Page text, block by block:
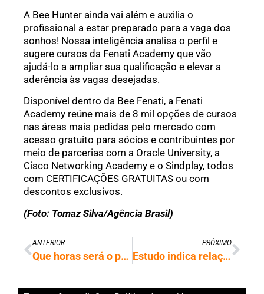
A Bee Hunter ainda vai além e auxilia o
profissional a estar preparado para a vaga dos
sonhos! Nossa inteligência analisa o perfil e
sugere cursos da Fenati Academy que vão
ajudá-lo a ampliar sua qualificação e elevar a
aderência às vagas desejadas.
Disponível dentro da Bee Fenati, a Fenati
Academy reúne mais de 8 mil opções de cursos
nas áreas mais pedidas pelo mercado com
acesso gratuito para sócios e contribuintes por
meio de parcerias com a Oracle University, a
Cisco Networking Academy e o Sindplay, todos
com CERTIFICAÇÕES GRATUITAS ou com
descontos exclusivos.
(Foto: Tomaz Silva/Agência Brasil)
ANTERIOR
Que horas será o próximo jogo do Brasil na Copa? Confira agenda
PRÓXIMO
Estudo indica relação entre retina e risco de Alzheimer